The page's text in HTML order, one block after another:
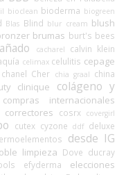
bioclean bioderma biogreen
Blas Blind blur cream blush
brumas burt's bees
cacharel
calvin klein
celimax celulitis cepage
chanel Cher chia graal china
clinique
colágeno y
compras internacionales
correctores cosrx covergirl
cutex cyzone ddf deluxe
desde IG
limpieza Dove ducray
efyderma elecciones